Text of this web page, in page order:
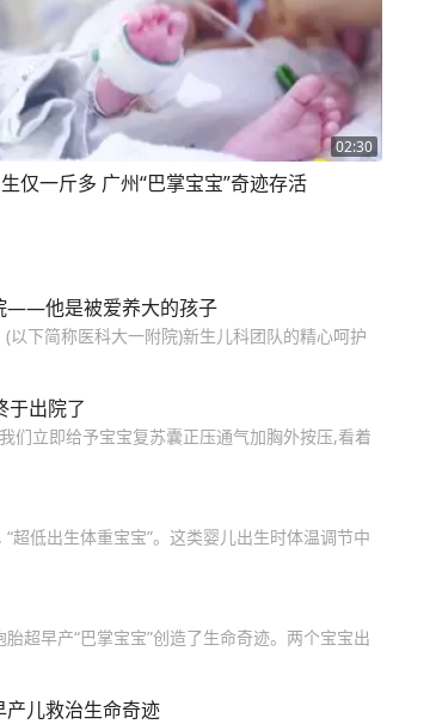
02:30
仅一斤多 广州“巴掌宝宝”奇迹存活
——他是被爱养大的孩子
下简称医科大一附院)新生儿科团队的精心呵护
于出院了
们立即给予宝宝复苏囊正压通气加胸外按压,看着
超低出生体重宝宝”。这类婴儿出生时体温调节中
超早产“巴掌宝宝”创造了生命奇迹。两个宝宝出
产儿救治生命奇迹